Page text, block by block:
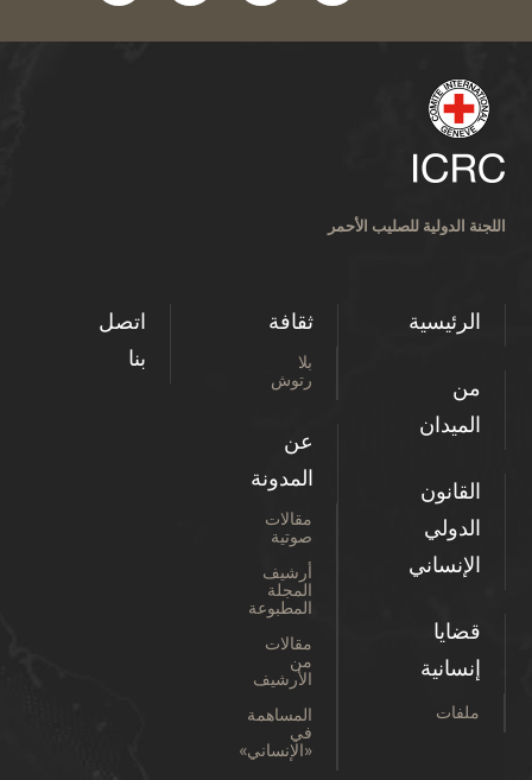
اللجنة الدولية للصليب الأحمر
الرئيسية
من
الميدان
القانون
الدولي
الإنساني
قضايا
إنسانية
ملفات
ثقافة
بلا
رتوش
عن
المدونة
مقالات
صوتية
أرشيف
المجلة
المطبوعة
مقالات
من
الأرشيف
المساهمة
في
«الإنساني»
اتصل
بنا